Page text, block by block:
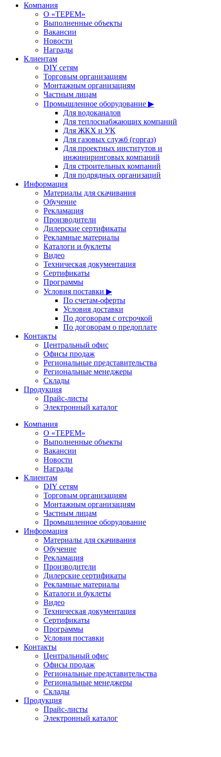
Компания
О «ТЕРЕМ»
Выполненные объекты
Вакансии
Новости
Награды
Клиентам
DIY сетям
Торговым организациям
Монтажным организациям
Частным лицам
Промышленное оборудование ▶
Для водоканалов
Для теплоснабжающих компаний
Для ЖКХ и УК
Для газовых служб (горгаз)
Для проектных институтов и
инжиниринговых компаний
Для строительных компаний
Для подрядных организаций
Информация
Материалы для скачивания
Обучение
Рекламация
Производители
Дилерские сертификаты
Рекламные материалы
Каталоги и буклеты
Видео
Техническая документация
Сертификаты
Программы
Условия поставки ▶
По счетам-оферты
Условия доставки
По договорам с отсрочкой
По договорам о предоплате
Контакты
Центральный офис
Офисы продаж
Региональные представительства
Региональные менеджеры
Склады
Продукция
Прайс-листы
Электронный каталог
Компания
О «ТЕРЕМ»
Выполненные объекты
Вакансии
Новости
Награды
Клиентам
DIY сетям
Торговым организациям
Монтажным организациям
Частным лицам
Промышленное оборудование
Информация
Материалы для скачивания
Обучение
Рекламация
Производители
Дилерские сертификаты
Рекламные материалы
Каталоги и буклеты
Видео
Техническая документация
Сертификаты
Программы
Условия поставки
Контакты
Центральный офис
Офисы продаж
Региональные представительства
Региональные менеджеры
Склады
Продукция
Прайс-листы
Электронный каталог